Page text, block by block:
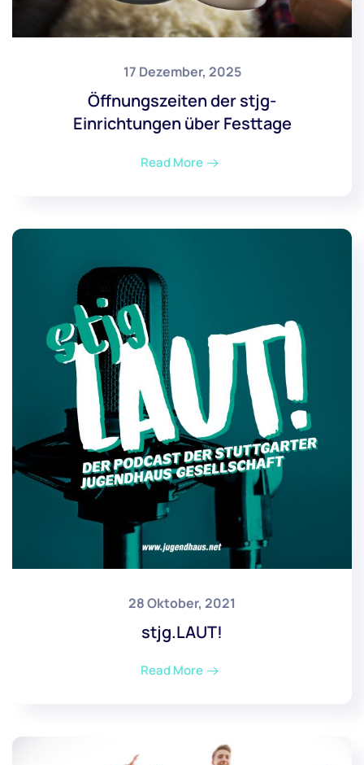
17 Dezember, 2025
Öffnungszeiten der stjg-
Einrichtungen über Festtage
Read More
28 Oktober, 2021
stjg.LAUT!
Read More